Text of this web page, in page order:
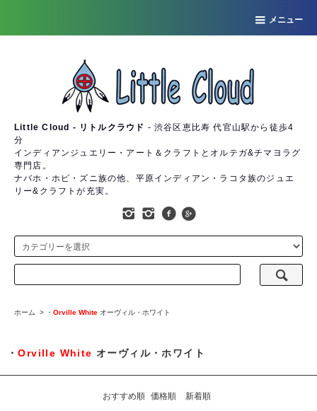
メニュー
Little Cloud - リトルクラウド - 渋谷区恵比寿 代官山駅から徒歩4
分
インディアンジュエリー・アート＆クラフトとオルテガ&チマヨラグ
専門店。
ナバホ・ホピ・ズニ族の他、平原インディアン・ラコタ族のジュエ
リー&クラフトが充実。
ホーム > ・ Orville White オーヴィル・ホワイト
・Orville Whiteオーヴィル・ホワイト
おすすめ順 価格順 新着順